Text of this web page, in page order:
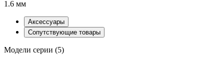
1.6 мм
Аксессуары
Сопутствующие товары
Модели серии (5)